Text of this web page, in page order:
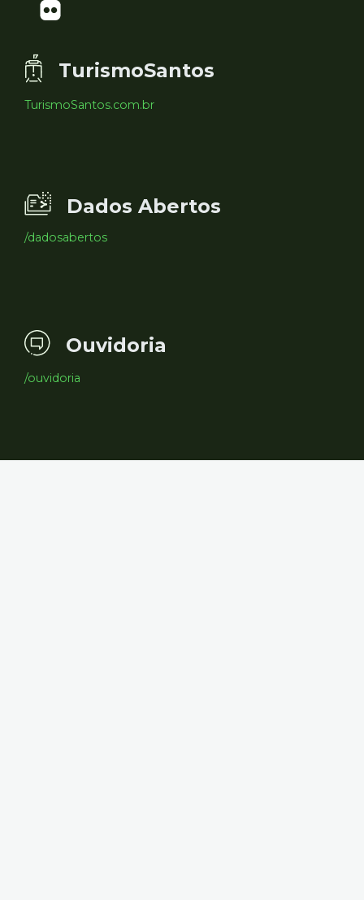
TurismoSantos
TurismoSantos.com.br
Dados Abertos
/dadosabertos
Ouvidoria
/ouvidoria